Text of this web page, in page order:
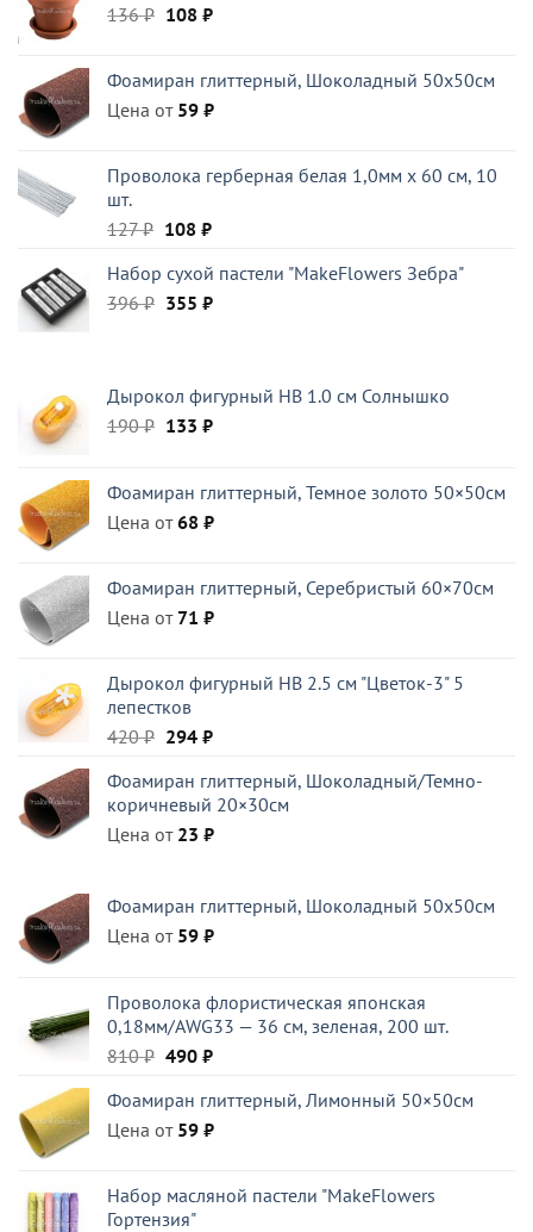
136₽ Первоначальная
136 ₽.
108 ₽Текущая
Фоамиран глиттерный, Шоколадный 50x50см
Цена от 59 ₽
Проволока герберная белая 1,0мм x 60 см, 10
шт.
127₽ Первоначальная
составляла
127 ₽.
108 ₽Текущая
108 ₽.
Набор сухой пастели "MakeFlowers Зебра"
396₽ Первоначальная
355 ₽Текущая
Дырокол фигурный HB 1.0 см Солнышко
190₽ Первоначальная
190 ₽.
133 ₽Текущая
Фоамиран глиттерный, Темное золото 50×50см
Цена от68 ₽
Фоамиран глиттерный, Серебристый 60×70см
Цена от 71 ₽
Дырокол фигурный HB 2.5 см "Цветок-3" 5
лепестков
420₽ Первоначальная
составляла
420 ₽.
294 ₽Текущая
294 ₽.
Фоамиран глиттерный, Шоколадный/Темно-
коричневый 20×30см
Цена от 23 ₽
Фоамиран глиттерный, Шоколадный 50x50см
Цена от 59 ₽
Проволока флористическая японская
0,18мм/AWG33 — 36 см, зеленая, 200 шт.
810₽ Первоначальная
составляла
810 ₽.
490 ₽Текущая
490 ₽.
Фоамиран глиттерный, Лимонный 50×50см
Цена от 59 ₽
Набор масляной пастели "MakeFlowers
Гортензия"